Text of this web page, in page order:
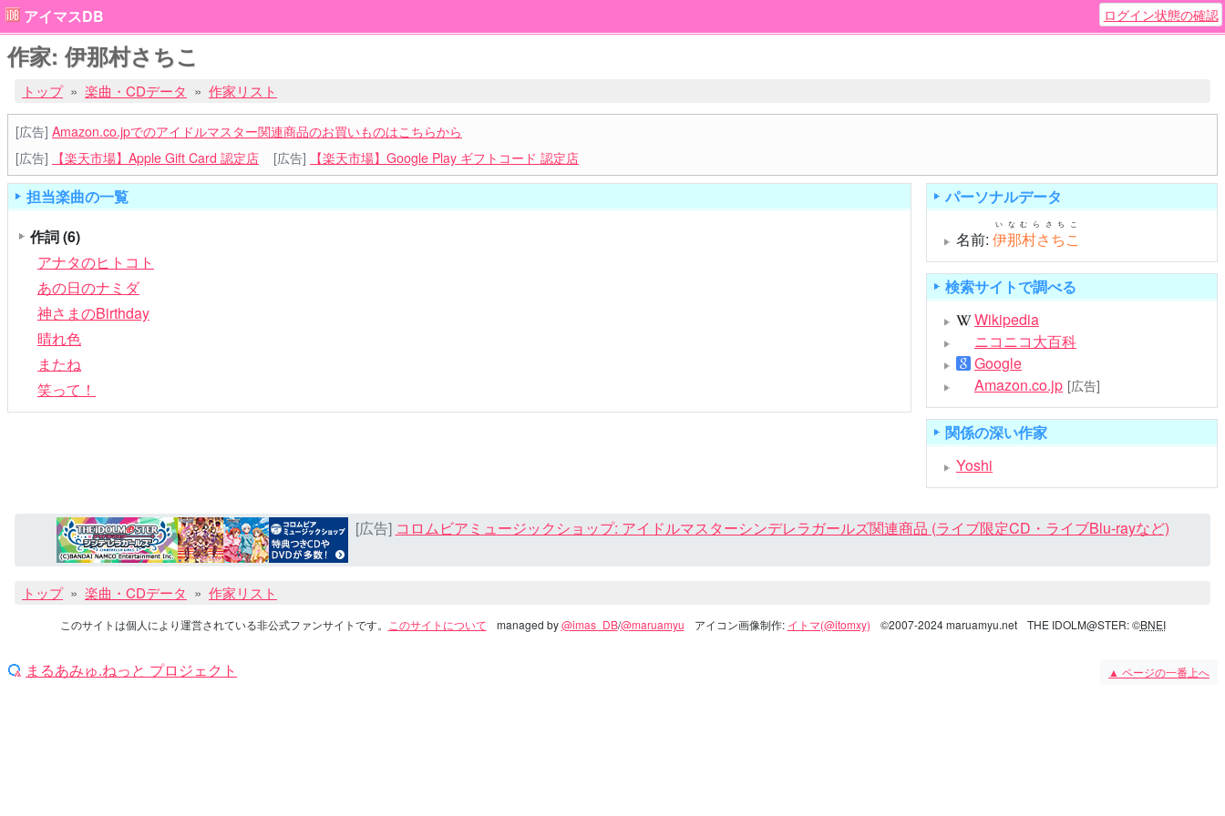
アイマスDB ログイン状態の確認
作家: 伊那村さちこ
トップ 楽曲・CDデータ 作家リスト
[広告] Amazon.co.jpでのアイドルマスター関連商品のお買いものはこちらから
[広告]
【楽天市場】Apple Gift Card 認定店 [広告] 【楽天市場】Google Play ギフトコード 認定店
担当楽曲の一覧
作詞(6)
アナタのヒトコト
あの日のナミダ
神さまのBirthday
晴れ色
またね
笑って！
パーソナルデータ
名前: 伊那村さちこ
いなむらさちこ
検索サイトで調べる
Wikipedia
ニコニコ大百科
Google
Amazon.co.jp [広告]
関係の深い作家
Yoshi
[広告] コロムビアミュージックショップ: アイドルマスターシンデレラガールズ関連商品 (ライブ限定CD・ライブBlu-rayなど)
トップ 楽曲・CDデータ 作家リスト
このサイトは個人により運営されている非公式ファンサイトです。 このサイトについて managed by@imas_DB/@maruamyu アイコン画像制作: イトマ(@itomxy) ©2007-2024 maruamyu.net THE IDOLM@STER: ©BNEI
まるあみゅ.ねっと プロジェクト ▲ ページの一番上へ